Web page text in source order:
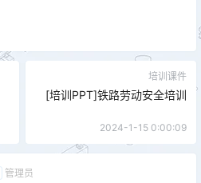
培训课件
[培训PPT]铁路劳动安全培训
2024-1-15 0:00:09
管理员